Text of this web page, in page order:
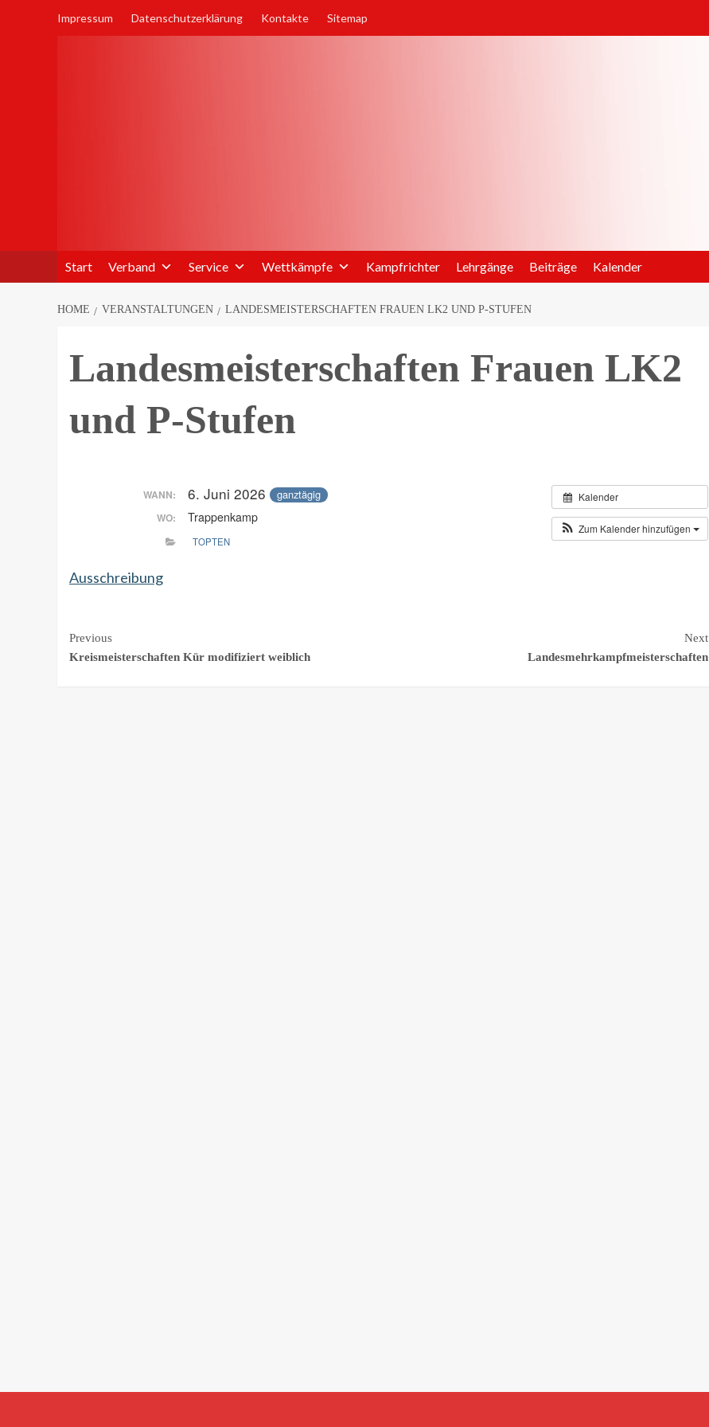
Impressum Datenschutzerklärung Kontakte Sitemap
Start Verband Service Wettkämpfe Kampfrichter Lehrgänge Beiträge Kalender
HOME VERANSTALTUNGEN LANDESMEISTERSCHAFTEN FRAUEN LK2 UND P-STUFEN
Landesmeisterschaften Frauen LK2
und P-Stufen
Kalender
Zum Kalender hinzufügen
WANN: 6. Juni 2026 ganztägig
WO: Trappenkamp
TOPTEN
Ausschreibung
Continue
Previous
Kreismeisterschaften Kür modifiziert weiblich
Next
Landesmehrkampfmeisterschaften